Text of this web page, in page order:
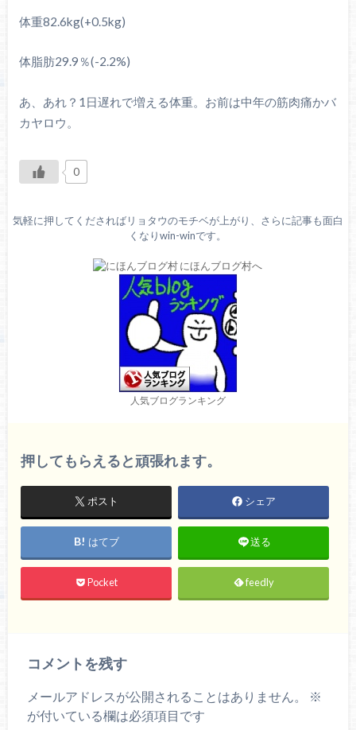
体重82.6kg(+0.5kg)
体脂肪29.9％(-2.2%)
あ、あれ？1日遅れで増える体重。お前は中年の筋肉痛かバ
カヤロウ。
0
気軽に押してくださればリョタウのモチベが上がり、さらに記事も面白
くなりwin-winです。
人気ブログランキング
押してもらえると頑張れます。
ポスト シェア
はてブ 送る
Pocket feedly
コメントを残す
メールアドレスが公開されることはありません。
※
が付いている欄は必須項目です